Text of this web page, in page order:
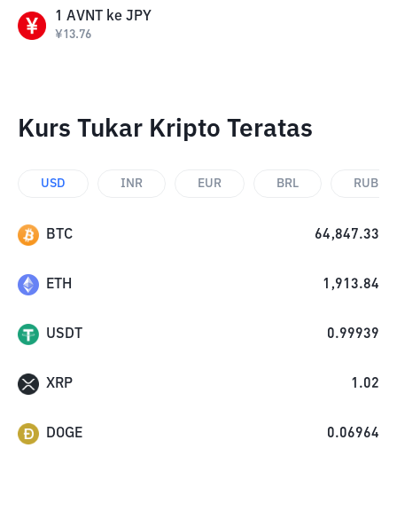
1 AVNT ke JPY
¥13.76
Kurs Tukar Kripto Teratas
USD INR EUR BRL RUB
BTC 64,847.33
ETH 1,913.84
USDT 0.99939
XRP 1.02
DOGE 0.06964